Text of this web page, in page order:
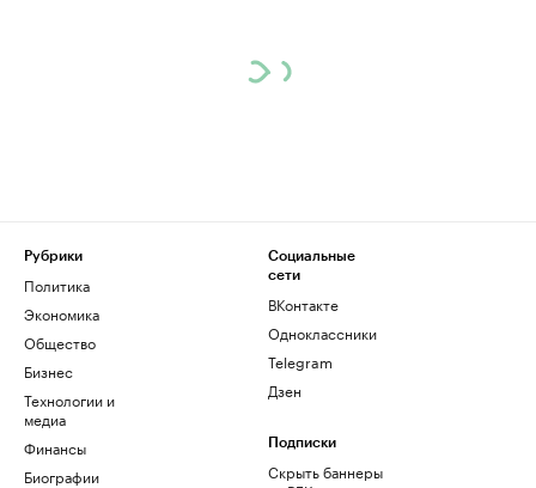
Рубрики
Политика
Экономика
Общество
Бизнес
Технологии и
медиа
Финансы
Биографии
Социальные
сети
ВКонтакте
Одноклассники
Telegram
Дзен
Подписки
Скрыть баннеры